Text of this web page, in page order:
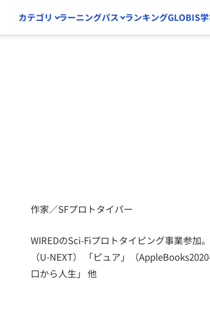
カテゴリ ラーニングパス ランキングGLOBIS
作家／SFプロトタイパー
WIREDのSci-Fiプロトタイピング事業参加。
（U-NEXT） 「ピュア」（AppleBooks2020
口から人生」 他